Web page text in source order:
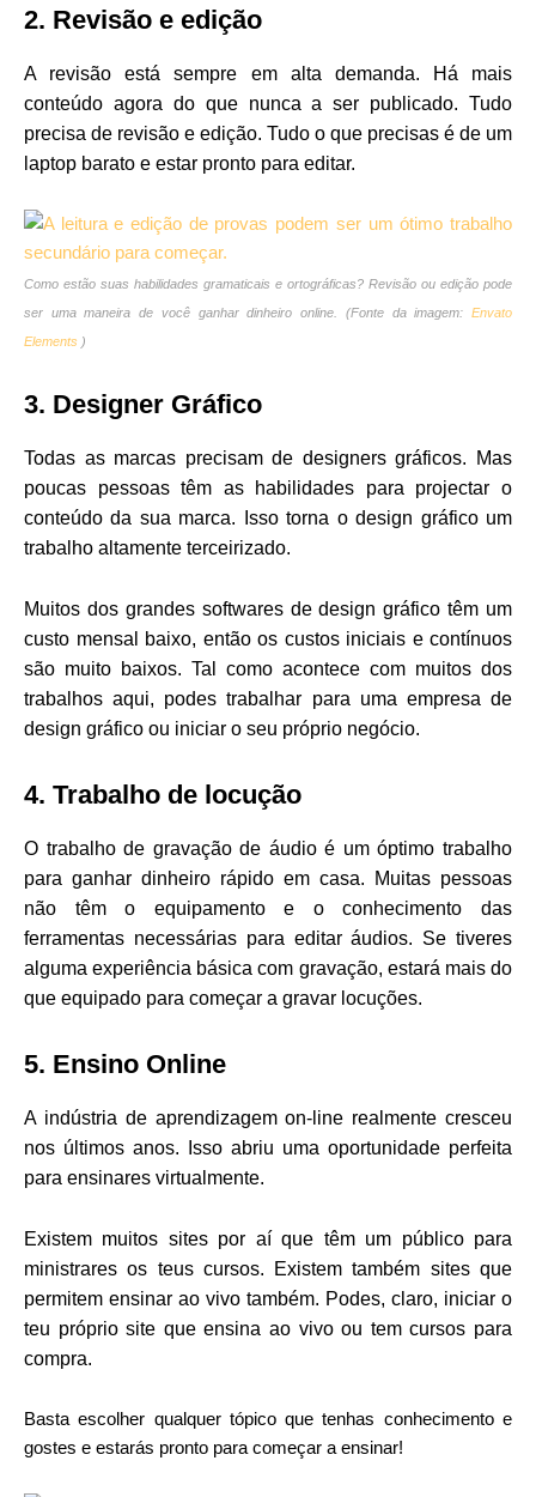
2. Revisão e edição
A revisão está sempre em alta demanda. Há mais
conteúdo agora do que nunca a ser publicado. Tudo
precisa de revisão e edição. Tudo o que precisas é de um
laptop barato e estar pronto para editar.
Como estão suas habilidades gramaticais e ortográficas? Revisão ou edição pode
ser uma maneira de você ganhar dinheiro online. (Fonte da imagem: Envato
Elements )
3. Designer Gráfico
Todas as marcas precisam de designers gráficos. Mas
poucas pessoas têm as habilidades para projectar o
conteúdo da sua marca. Isso torna o design gráfico um
trabalho altamente terceirizado.
Muitos dos grandes softwares de design gráfico têm um
custo mensal baixo, então os custos iniciais e contínuos
são muito baixos. Tal como acontece com muitos dos
trabalhos aqui, podes trabalhar para uma empresa de
design gráfico ou iniciar o seu próprio negócio.
4. Trabalho de locução
O trabalho de gravação de áudio é um óptimo trabalho
para ganhar dinheiro rápido em casa. Muitas pessoas
não têm o equipamento e o conhecimento das
ferramentas necessárias para editar áudios. Se tiveres
alguma experiência básica com gravação, estará mais do
que equipado para começar a gravar locuções.
5. Ensino Online
A indústria de aprendizagem on-line realmente cresceu
nos últimos anos. Isso abriu uma oportunidade perfeita
para ensinares virtualmente.
Existem muitos sites por aí que têm um público para
ministrares os teus cursos. Existem também sites que
permitem ensinar ao vivo também. Podes, claro, iniciar o
teu próprio site que ensina ao vivo ou tem cursos para
compra.
Basta escolher qualquer tópico que tenhas conhecimento e
gostes e estarás pronto para começar a ensinar!